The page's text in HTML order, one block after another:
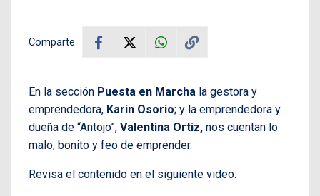
Comparte
En la sección Puesta en Marcha la gestora y
emprendedora, Karin Osorio; y la emprendedora y
dueña de “Antojo”, Valentina Ortiz, nos cuentan lo
malo, bonito y feo de emprender.
Revisa el contenido en el siguiente video.